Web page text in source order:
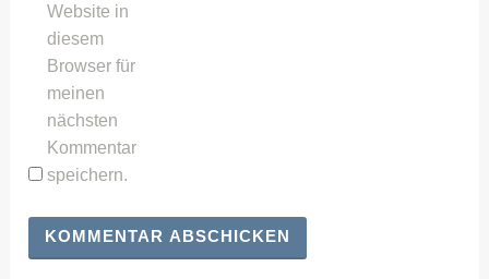
Website in
diesem
Browser für
meinen
nächsten
Kommentar
speichern.